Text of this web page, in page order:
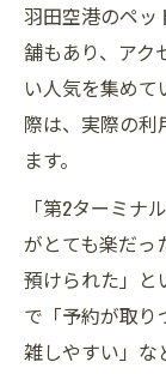
羽田空港のペッ
舗もあり、アク
い人気を集めて
際は、実際の利
ます。
「第2ターミナ
がとても楽だっ
預けられた」と
で「予約が取
雑しやすい」な